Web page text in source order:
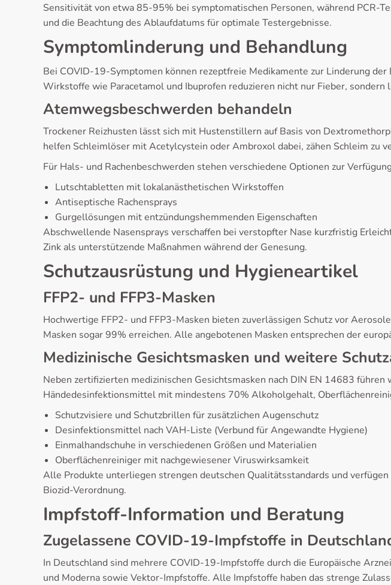
Sensitivität von etwa 85-95% bei symptomatischen Personen, während PCR-
und die Beachtung des Ablaufdatums für optimale Testergebnisse.
Symptomlinderung und Behandlung
Bei COVID-19-Symptomen können rezeptfreie Medikamente zur Linderung
Wirkstoffe wie Paracetamol und Ibuprofen reduzieren nicht nur Fieber,
Atemwegsbeschwerden behandeln
Trockener Reizhusten lässt sich mit Hustenstillern auf Basis von
helfen Schleimlöser mit Acetylcystein oder Ambroxol dabei, zähen Schleim zu
Für Hals- und Rachenbeschwerden stehen verschiedene Optionen zur
Lutschtabletten mit lokalanästhetischen Wirkstoffen
Antiseptische Rachensprays
Gurgellösungen mit entzündungshemmenden Eigenschaften
Abschwellende Nasensprays verschaffen bei verstopfter Nase kurzfristig
Zink als unterstützende Maßnahmen während der Genesung.
Schutzausrüstung und Hygieneartikel
FFP2- und FFP3-Masken
Hochwertige FFP2- und FFP3-Masken bieten zuverlässigen Schutz vor
Masken sogar 99% erreichen. Alle angebotenen Masken entsprechen der
Medizinische Gesichtsmasken und weitere
Neben zertifizierten medizinischen Gesichtsmasken nach DIN EN 14683
Händedesinfektionsmittel mit mindestens 70% Alkoholgehalt,
Schutzvisiere und Schutzbrillen für zusätzlichen Augenschutz
Desinfektionsmittel nach VAH-Liste (Verbund für Angewandte Hygiene)
Einmalhandschuhe in verschiedenen Größen und Materialien
Oberflächenreiniger mit nachgewiesener Viruswirksamkeit
Alle Produkte unterliegen strengen deutschen Qualitätsstandards und
Biozid-Verordnung.
Impfstoff-Information und Beratung
Zugelassene COVID-19-Impfstoffe in
In Deutschland sind mehrere COVID-19-Impfstoffe durch die Europäische
und Moderna sowie Vektor-Impfstoffe. Alle Impfstoffe haben das strenge